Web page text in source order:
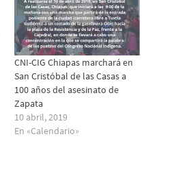
CNI-CIG Chiapas marchará en
San Cristóbal de las Casas a
100 años del asesinato de
Zapata
10 abril, 2019
En «Calendario»